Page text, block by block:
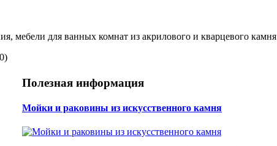
мебели для ванных комнат из акрилового и кварцевого камня
Полезная информация
Мойки и раковины из искусственного камня